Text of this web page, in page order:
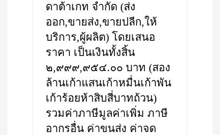
ดาต้าเกท จำกัด (ส่ง
ออก,ขายส่ง,ขายปลีก,ให้
บริการ,ผู้ผลิต) โดยเสนอ
ราคา เป็นเงินทั้งสิ้น
๒,๙๙๙,๙๕๔.๐๐ บาท (สอง
ล้านเก้าแสนเก้าหมื่นเก้าพัน
เก้าร้อยห้าสิบสี่บาทถ้วน)
รวมค่าภาษีมูลค่าเพิ่ม ภาษี
อากรอื่น ค่าขนส่ง ค่าจด